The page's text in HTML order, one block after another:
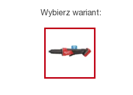
Wybierz wariant: